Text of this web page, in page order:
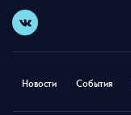
Новости События